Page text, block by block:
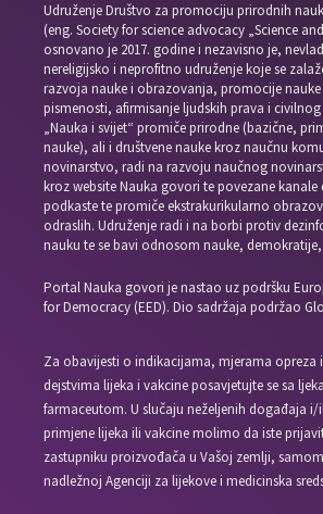
Udruženje Društvo za promociju prirodnih
(eng. Society for science advocacy „Science
osnovano je 2017. godine i nezavisno je,
nereligijsko i neprofitno udruženje koje se
razvoja nauke i obrazovanja, promocije
pismenosti, afirmisanje ljudskih prava i
„Nauka i svijet“ promiče prirodne (bazične,
nauke), ali i društvene nauke kroz naučnu
novinarstvo, radi na razvoju naučnog
kroz website Nauka govori te povezane kanale
podkaste te promiče ekstrakurikularno
odraslih. Udruženje radi i na borbi protiv
nauku te se bavi odnosom nauke,
Portal Nauka govori je nastao uz podršku
for Democracy (EED). Dio sadržaja podržao
Za obavijesti o indikacijama, mjerama opreza
dejstvima lijeka i vakcine posavjetujte se sa
farmaceutom. U slučaju neželjenih događaja
primjene lijeka ili vakcine molimo da iste
zastupniku proizvođača u Vašoj zemlji,
nadležnoj Agenciji za lijekove i medicinska